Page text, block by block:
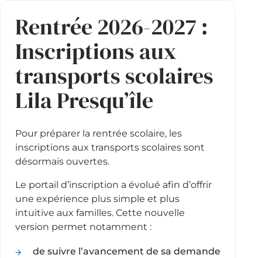
Rentrée 2026-2027 :
Inscriptions aux
transports scolaires
Lila Presqu’île
Pour préparer la rentrée scolaire, les
inscriptions aux transports scolaires sont
désormais ouvertes.
Le portail d’inscription a évolué afin d’offrir
une expérience plus simple et plus
intuitive aux familles. Cette nouvelle
version permet notamment :
de suivre l’avancement de sa demande